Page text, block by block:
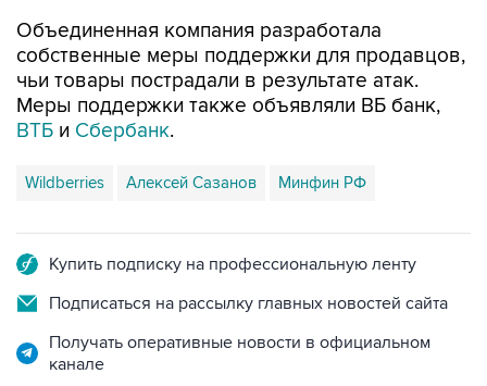
Объединенная компания разработала
собственные меры поддержки для продавцов,
чьи товары пострадали в результате атак.
Меры поддержки также объявляли ВБ банк,
ВТБ и Сбербанк.
Wildberries Алексей Сазанов Минфин РФ
Купить подписку на профессиональную ленту
Подписаться на рассылку главных новостей сайта
Получать оперативные новости в официальном
канале